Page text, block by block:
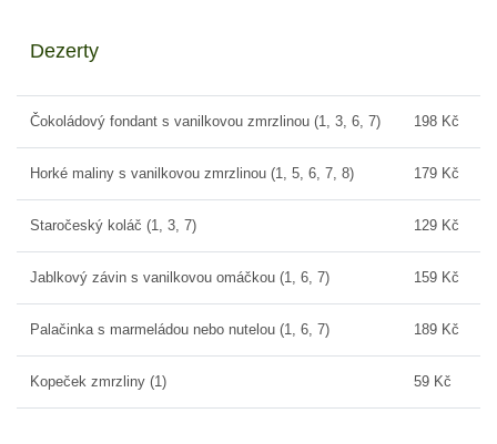
Dezerty
Čokoládový fondant s vanilkovou zmrzlinou (1, 3, 6, 7) 198 Kč
Horké maliny s vanilkovou zmrzlinou (1, 5, 6, 7, 8) 179 Kč
Staročeský koláč (1, 3, 7) 129 Kč
Jablkový závin s vanilkovou omáčkou (1, 6, 7) 159 Kč
Palačinka s marmeládou nebo nutelou (1, 6, 7) 189 Kč
Kopeček zmrzliny (1) 59 Kč